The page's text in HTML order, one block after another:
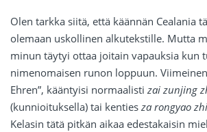
Olen tarkka siitä, että käännän Cealania
olemaan uskollinen alkutekstille. Mutta
minun täytyi ottaa joitain vapauksia kun
nimenomaisen runon loppuun. Viimeinen
Ehren”, kääntyisi normaalisti zai zunjing
(kunnioituksella) tai kenties za rongyao
Kelasin tätä pitkän aikaa edestakaisin